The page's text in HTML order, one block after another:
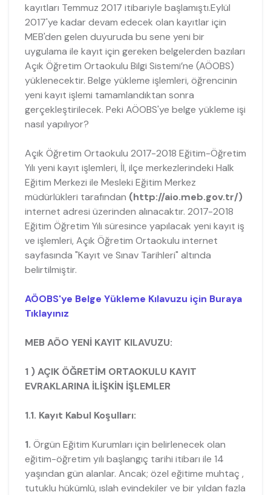
kayıtları Temmuz 2017 itibariyle başlamıştı.Eylül
2017'ye kadar devam edecek olan kayıtlar için
MEB'den gelen duyuruda bu sene yeni bir
uygulama ile kayıt için gereken belgelerden bazıları
Açık Öğretim Ortaokulu Bilgi Sistemi’ne (AÖOBS)
yüklenecektir. Belge yükleme işlemleri, öğrencinin
yeni kayıt işlemi tamamlandıktan sonra
gerçekleştirilecek. Peki AÖOBS'ye belge yükleme işi
nasıl yapılıyor?
Açık Öğretim Ortaokulu 2017-2018 Eğitim-Öğretim
Yılı yeni kayıt işlemleri, İl, ilçe merkezlerindeki Halk
Eğitim Merkezi ile Mesleki Eğitim Merkez
müdürlükleri tarafından (http://aio.meb.gov.tr/)
internet adresi üzerinden alınacaktır. 2017-2018
Eğitim Öğretim Yılı süresince yapılacak yeni kayıt iş
ve işlemleri, Açık Öğretim Ortaokulu internet
sayfasında "Kayıt ve Sınav Tarihleri" altında
belirtilmiştir.
AÖOBS'ye Belge Yükleme Kılavuzu için Buraya
Tıklayınız
MEB AÖO YENİ KAYIT KILAVUZU:
1 ) AÇIK ÖĞRETİM ORTAOKULU KAYIT
EVRAKLARINA İLİŞKİN İŞLEMLER
1.1. Kayıt Kabul Koşulları:
1. Örgün Eğitim Kurumları için belirlenecek olan
eğitim-öğretim yılı başlangıç tarihi itibarı ile 14
yaşından gün alanlar. Ancak; özel eğitime muhtaç ,
tutuklu hükümlü, ıslah evindekiler ve bir yıldan fazla